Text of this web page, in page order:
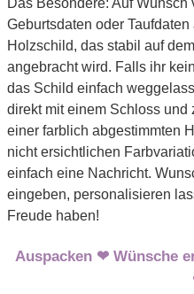
Das Besondere: Auf
Geburtsdaten oder
Holzschild, das stabil auf
angebracht wird. Falls ihr
das Schild einfach
direkt mit einem Schloss
einer farblich abgestimmten
nicht ersichtlichen
einfach eine Nachricht.
eingeben, personalisieren
Freude haben!
Auspacken ❤ Wünsche